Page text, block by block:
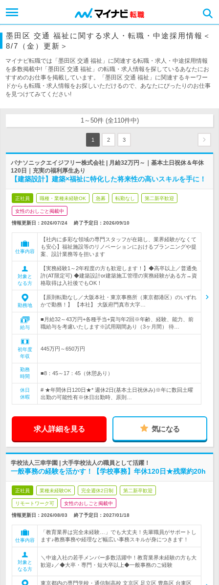
墨田区 交通 福祉に関する求人・転職・中途採用情報＜
8/7（金）更新＞
マイナビ転職では「墨田区 交通 福祉」に関連する転職・求人・中途採用情報
を多数掲載中!「墨田区 交通 福祉」の転職・求人情報を探しているあなたにお
すすめのお仕事を掲載しています。「墨田区 交通 福祉」に関連するキーワー
ドからも転職・求人情報をお探しいただけるので、あなたにぴったりのお仕事
を見つけてみてください!
1～50件 (全110件中)
1 2 3
パナソニックエイジフリー株式会社 | 月給32万円～｜基本土日祝休＆年休
120日｜充実の福利厚生あり
【建築設計】建築×福祉に特化した将来性の高いスキルを手に！
正社員 職種・業種未経験OK 急募 転勤なし 第二新卒歓迎
女性のおしごと掲載中
情報更新日：2026/07/24 終了予定日： 2026/09/10
仕事内容
【社内に多彩な領域の専門スタッフが在籍し、業界経験がなくて
も安心】福祉施設等のリノベーションにおけるプランニングや提
案、設計業務等を担います
対象と
なる方
【実務経験1～2年程度の方も歓迎します！】◆高卒以上／普通免
許(AT限定可) ◆建築設計or建築施工管理の実務経験がある方→資
格取得は入社後でもOK！
勤務地
【原則転勤なし／大阪本社・東京事務所（東京都港区）のいずれ
かで勤務！】 【本社】 大阪府門真市大字…
給与
■月給32～43万円+各種手当+賞与年2回※年齢、経験、能力、前
職給与を考慮いたします※試用期間あり（3ヶ月間） 待…
初年度
年収
445万円～650万円
勤務
時間
■8：45～17：45（休憩あり）
休日
休暇
# ★年間休日120日★* 週休2日(基本土日祝休み)※年に数回土曜
出勤の可能性有※休日出勤時、原則…
求人詳細を見る 気になる
学校法人三幸学園 | 大手学校法人の職員として活躍！
一般事務の経験を活かす！【学校事務】年休120日★残業約20h
正社員 業種未経験OK 完全週休2日制 第二新卒歓迎
リモートワーク可 女性のおしごと掲載中
情報更新日：2026/08/03 終了予定日： 2027/01/18
仕事内容
「教育業界は完全未経験…」でも大丈夫！先輩職員がサポートし
ます♪教務事務や経理など幅広い事務スキルが身につきます！
対象と
なる方
＼中途入社の若手メンバー多数活躍中！教育業界未経験の方も大
歓迎♪／◆大卒・専門・短大卒以上◆一般事務のご経験
東京都内の専門学校・通信制高校 文京区 足立区 豊島区 台東区